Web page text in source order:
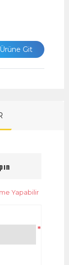
Ürüne Git
Yapabilir
*